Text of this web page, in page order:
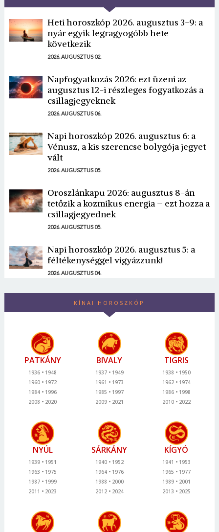
Heti horoszkóp 2026. augusztus 3-9: a
nyár egyik legragyogóbb hete
következik
2026. AUGUSZTUS 02.
Napfogyatkozás 2026: ezt üzeni az
augusztus 12-i részleges fogyatkozás a
csillagjegyeknek
2026. AUGUSZTUS 06.
Napi horoszkóp 2026. augusztus 6: a
Vénusz, a kis szerencse bolygója jegyet
vált
2026. AUGUSZTUS 05.
Oroszlánkapu 2026: augusztus 8-án
tetőzik a kozmikus energia – ezt hozza a
csillagjegyednek
2026. AUGUSZTUS 05.
Napi horoszkóp 2026. augusztus 5: a
féltékenységgel vigyázzunk!
2026. AUGUSZTUS 04.
KÍNAI HOROSZKÓP
PATKÁNY
1936
1948
1960
1972
1984
1996
2008
2020
BIVALY
1937
1949
1961
1973
1985
1997
2009
2021
TIGRIS
1938
1950
1962
1974
1986
1998
2010
2022
NYÚL
1939
1951
1963
1975
1987
1999
2011
2023
SÁRKÁNY
1940
1952
1964
1976
1988
2000
2012
2024
KÍGYÓ
1941
1953
1965
1977
1989
2001
2013
2025